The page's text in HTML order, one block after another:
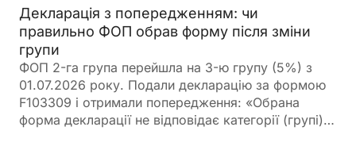
Декларація з попередженням: чи
правильно ФОП обрав форму після зміни
групи
ФОП 2-га група перейшла на 3-ю групу (5%) з
01.07.2026 року. Подали декларацію за формою
F103309 і отримали попередження: «Обрана
форма декларації не відповідає категорії (групі)